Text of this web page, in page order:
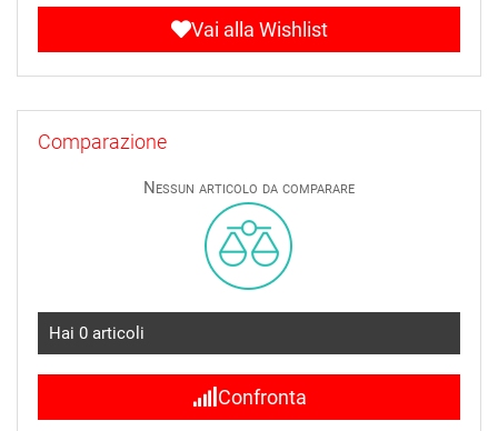
Vai alla Wishlist
Comparazione
Nessun articolo da comparare
Hai 0 articoli
Confronta